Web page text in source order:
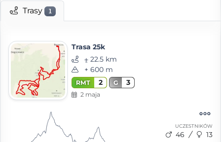
Trasy 1
Trasa 25k
⨦ 22.5 km
+ 600 m
RMT 2 G 3
2 maja
UCZESTNIKÓW
46 13